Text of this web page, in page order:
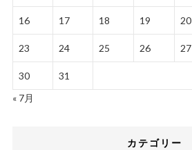
16 17 18 19 20
23 24 25 26 27
30
31
« 7月
カテゴリー